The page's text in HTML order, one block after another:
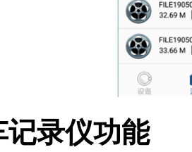
录仪功能